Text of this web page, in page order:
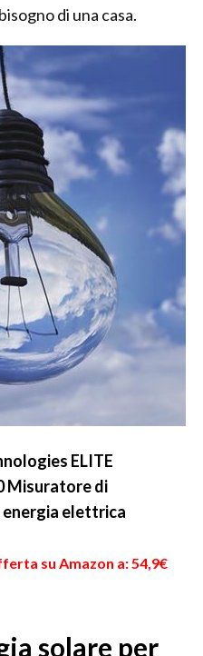
di una casa.
ELITE
Misuratore di
energia elettrica
su Amazon a: 54,9€
solare per